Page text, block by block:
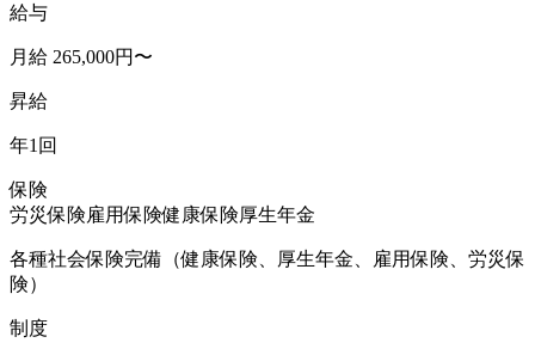
給与
月給 265,000円〜
昇給
年1回
保険
労災保険雇用保険健康保険厚生年金
各種社会保険完備（健康保険、厚生年金、雇用保険、労災保
険）
制度